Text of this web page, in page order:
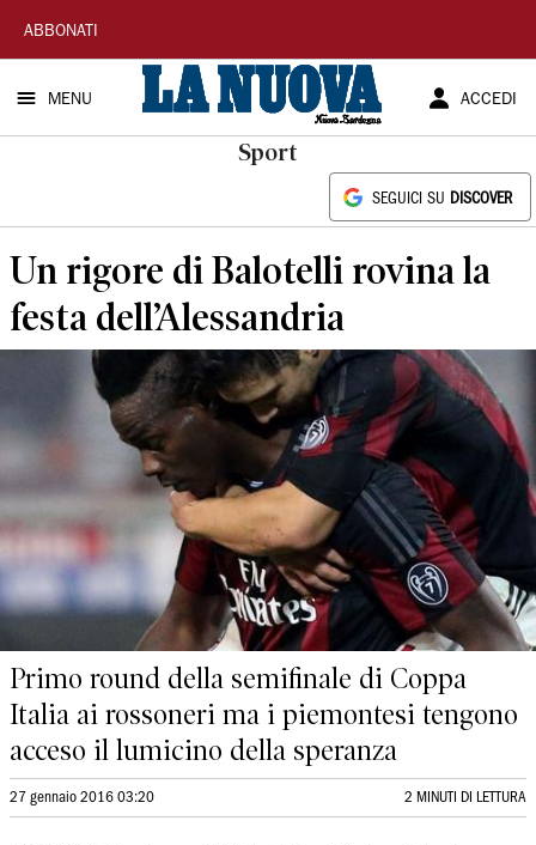
La
Nuova
Sardegna
ABBONATI
MENU ACCEDI
Sport
SEGUICI SU DISCOVER
Un rigore di Balotelli rovina la
festa dell’Alessandria
Primo round della semifinale di Coppa
Italia ai rossoneri ma i piemontesi tengono
acceso il lumicino della speranza
27 gennaio 2016 03:20 2 MINUTI DI LETTURA